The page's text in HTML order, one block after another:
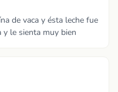
de vaca y ésta leche fue
le sienta muy bien